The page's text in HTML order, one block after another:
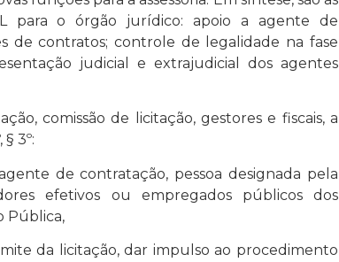
para o órgão jurídico: apoio a agente de
de contratos; controle de legalidade na fase
judicial e extrajudicial dos agentes
comissão de licitação, gestores e fiscais, a
3º:
de contratação, pessoa designada pela
efetivos ou empregados públicos dos
Pública,
da licitação, dar impulso ao procedimento